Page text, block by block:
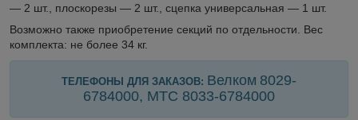
— 2 шт., плоскорезы — 2 шт., сцепка универсальная — 1 шт.
Возможно также приобретение секций по отдельности. Вес
комплекта: не более 34 кг.
ТЕЛЕФОНЫ ДЛЯ ЗАКАЗОВ: Велком 8029-
6784000, МТС 8033-6784000